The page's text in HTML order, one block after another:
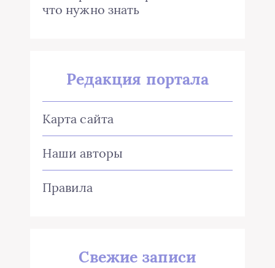
что нужно знать
Редакция портала
Карта сайта
Наши авторы
Правила
Свежие записи